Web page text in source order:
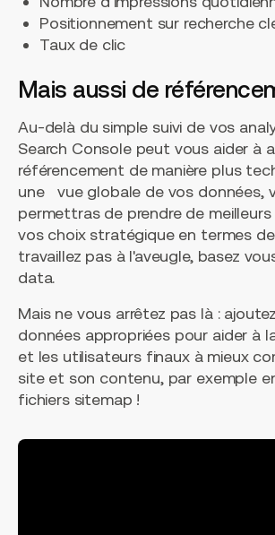
Positionnement sur recherche
Taux de clic
Mais aussi de
Au-delà du simple suivi de vos
Search Console peut vous aider à
référencement de manière plus
une vue globale de vos données,
permettras de prendre de
vos choix stratégique en termes de
travaillez pas à l'aveugle, basez
data.
Mais ne vous arrêtez pas là :
données appropriées pour aider à
et les utilisateurs finaux à mieux
site et son contenu, par exemple
fichiers sitemap !